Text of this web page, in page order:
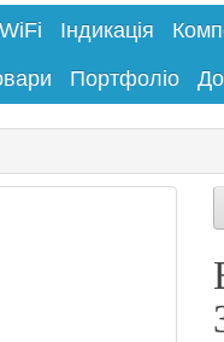
WiFi Індикація
Портфоліо